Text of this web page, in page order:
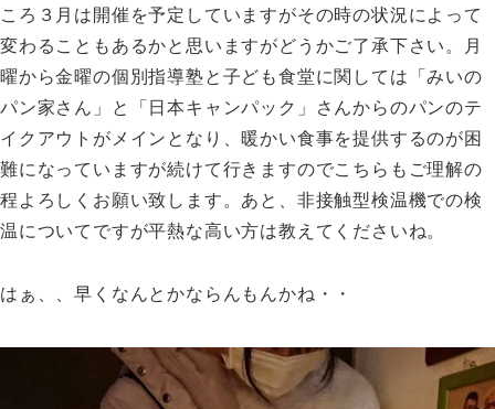
ころ３月は開催を予定していますがその時の状況によって
変わることもあるかと思いますがどうかご了承下さい。月
曜から金曜の個別指導塾と子ども食堂に関しては「みいの
パン家さん」と「日本キャンパック」さんからのパンのテ
イクアウトがメインとなり、暖かい食事を提供するのが困
難になっていますが続けて行きますのでこちらもご理解の
程よろしくお願い致します。あと、非接触型検温機での検
温についてですが平熱な高い方は教えてくださいね。
はぁ、、早くなんとかならんもんかね・・